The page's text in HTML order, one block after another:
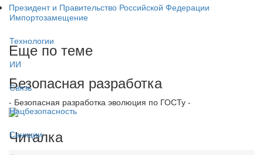
Импортозамещение
Технологии
ИИ
Связь
Нацбезопасность
Санкции
Президент и Правительство Российской Федерации
Еще по теме
Безопасная разработка
- Безопасная разработка эволюция по ГОСТу -
Читалка